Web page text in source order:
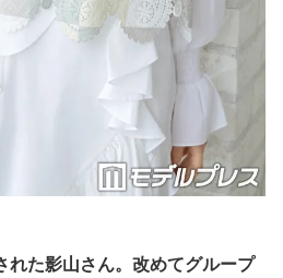
た影山さん。改めてグループ